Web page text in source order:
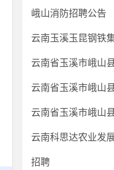
峨山消防招聘公告
云南玉溪玉昆钢铁
云南省玉溪市峨山
云南省玉溪市峨山
云南省玉溪市峨山
云南科思达农业发
招聘